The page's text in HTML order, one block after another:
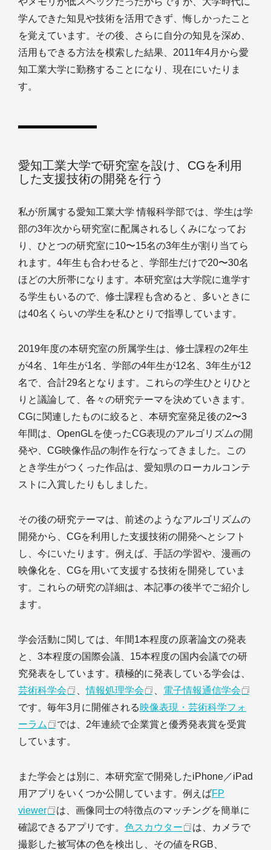
学んできた知見や技術を活用できず、悔しかったこと
を覚えています。その後、さらに自分の知見を深め、
活用もできる方法を模索した結果、2011年4月から愛
知工業大学に勤務することになり、現在にいたりま
す。
愛知工業大学で研究室を設け、CGを利用
した支援技術の開発を行う
私が所属する愛知工業大学 情報科学部では、学生は学
部の3年次から研究室に配属されるしくみになってお
り、ひとつの研究室に10〜15名の3年生が割り当てら
れます。4年生も合わせると、学部生だけで20〜30名
ほどの大所帯になります。本研究室は大学院に進学す
る学生もいるので、修士課程も含めると、多いときに
は40名くらいの学生を私ひとりで指導しています。
2019年度の本研究室の所属学生は、修士課程の2年生
が4名、1年生が1名、学部の4年生が12名、3年生が12
名で、合計29名となります。これらの学生ひとりひと
りと議論して、各々の研究テーマを決めていきます。
CGに関連したものに絞ると、本研究室発足後の2〜3
年間は、OpenGLを使ったCG表現のアルゴリズムの開
発や、CG映像作品の制作を行なってきました。この
とき学生がつくった作品は、愛知県のローカルコンテ
ストに入賞したりもしました。
その後の研究テーマは、前述のようなアルゴリズムの
開発から、CGを利用した支援技術の開発へとシフト
し、今にいたります。例えば、手話の学習や、漫画の
映像化を、CGを用いて支援する技術を開発していま
す。これらの研究の詳細は、本記事の後半でご紹介し
ます。
学会活動に関しては、年間1本程度の原著論文の発表
と、3本程度の国際会議、15本程度の国内会議での研
究発表をしています。積極的に発表している学会は、
芸術科学会
、情報処理学会
電子情報通信学会
です。毎年3月に開催される映像表現・芸術科学フォ
ーラム
では、2年連続で企業賞と優秀発表賞を受賞
しています。
また学会とは別に、本研究室で開発したiPhone／iPad
用アプリをいくつか公開しています。例えばFP
viewer
は、画像同士の特徴点のマッチングを簡単に
確認できるアプリです。 色スカウター
は、カメラで
撮影した被写体の色を検出し、その値をRGB、